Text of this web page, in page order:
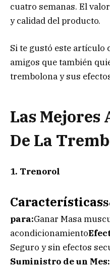
cuatro semanas. El
y calidad del producto.
Si te gustó este artículo
amigos que también
trembolona y sus
Las
De La
1. Trenorol
Características
para:Ganar Masa
acondicionamiento
Seguro y sin efectos
Suministro de un Mes: